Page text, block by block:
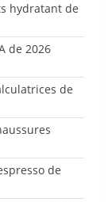
hydratant de
de 2026
de
de